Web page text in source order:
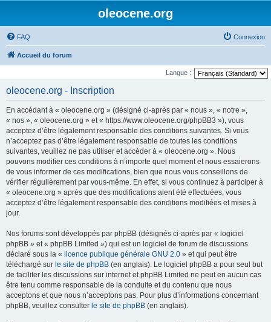
oleocene.org
FAQ Connexion
Accueil du forum
Langue :
oleocene.org - Inscription
En accédant à « oleocene.org » (désigné ci-après par « nous », « notre »,
« nos », « oleocene.org » et « https://www.oleocene.org/phpBB3 »), vous
acceptez d’être légalement responsable des conditions suivantes. Si vous
n’acceptez pas d’être légalement responsable de toutes les conditions
suivantes, veuillez ne pas utiliser et accéder à « oleocene.org ». Nous
pouvons modifier ces conditions à n’importe quel moment et nous essaierons
de vous informer de ces modifications, bien que nous vous conseillons de
vérifier régulièrement par vous-même. En effet, si vous continuez à participer à
« oleocene.org » après que des modifications aient été effectuées, vous
acceptez d’être légalement responsable des conditions modifiées et mises à
jour.
Nos forums sont développés par phpBB (désignés ci-après par « logiciel
phpBB » et « phpBB Limited ») qui est un logiciel de forum de discussions
déclaré sous la « licence publique générale GNU 2.0 » et qui peut être
téléchargé sur le site de phpBB (en anglais). Le logiciel phpBB a pour seul but
de faciliter les discussions sur internet et phpBB Limited ne peut en aucun cas
être tenu comme responsable de la conduite et du contenu que nous
acceptons et que nous n’acceptons pas. Pour plus d’informations concernant
phpBB, veuillez consulter le site de phpBB (en anglais).